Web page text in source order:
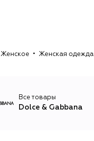
Женское Женская одежда
Все товары
Dolce & Gabbana